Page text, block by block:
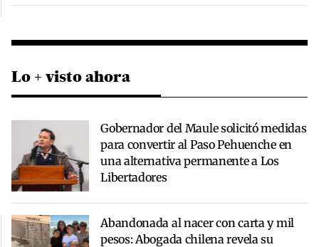
Lo + visto ahora
Gobernador del Maule solicitó medidas
para convertir al Paso Pehuenche en
una alternativa permanente a Los
Libertadores
Abandonada al nacer con carta y mil
pesos: Abogada chilena revela su